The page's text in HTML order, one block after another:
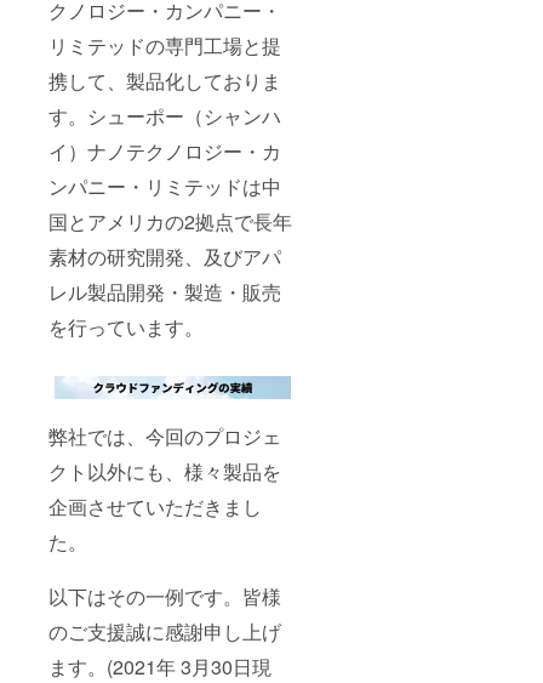
クノロジー・カンパニー・
リミテッドの専門工場と提
携して、製品化しておりま
す。シューポー（シャンハ
イ）ナノテクノロジー・カ
ンパニー・リミテッドは中
国とアメリカの2拠点で長年
素材の研究開発、及びアパ
レル製品開発・製造・販売
を行っています。
弊社では、今回のプロジェ
クト以外にも、様々製品を
企画させていただきまし
た。
以下はその一例です。皆様
のご支援誠に感謝申し上げ
ます。(2021年 3月30日現